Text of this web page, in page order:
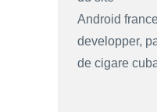
Android
developper,
de cigare